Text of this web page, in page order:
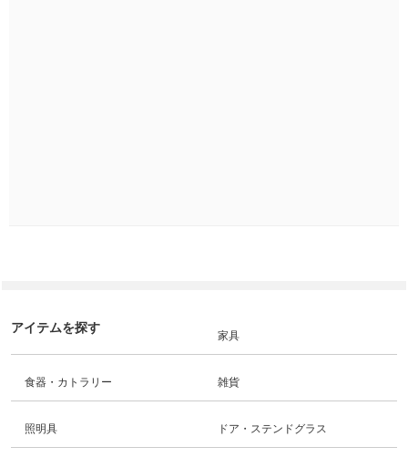
アイテムを探す
家具
食器・カトラリー 雑貨
照明具 ドア・ステンドグラス